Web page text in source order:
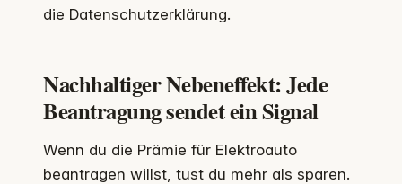
die Datenschutzerklärung.
Nachhaltiger Nebeneffekt: Jede
Beantragung sendet ein Signal
Wenn du die Prämie für Elektroauto
beantragen willst, tust du mehr als sparen.